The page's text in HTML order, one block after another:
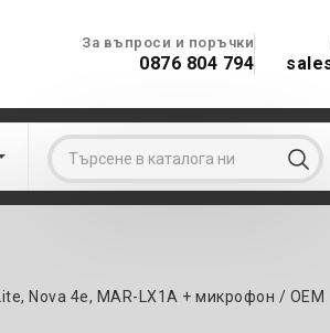
За въпроси и поръчки
0876 804 794

Nova 4e, MAR-LX1A + микрофон / OEM